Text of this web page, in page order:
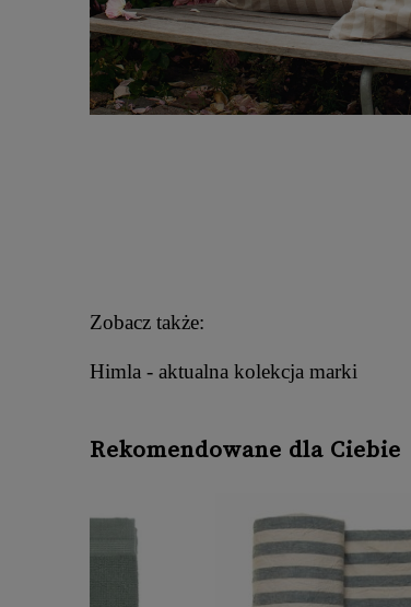
Zobacz także:
Himla - aktualna kolekcja marki
Rekomendowane dla Ciebie